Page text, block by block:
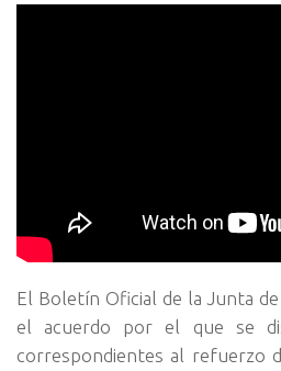
El Boletín Oficial de la Junta
el acuerdo por el que se
correspondientes al refuerzo